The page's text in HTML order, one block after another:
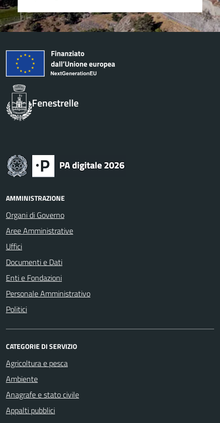
Fenestrelle
AMMINISTRAZIONE
Organi di Governo
Aree Amministrative
Uffici
Documenti e Dati
Enti e Fondazioni
Personale Amministrativo
Politici
CATEGORIE DI SERVIZIO
Agricoltura e pesca
Ambiente
Anagrafe e stato civile
Appalti pubblici